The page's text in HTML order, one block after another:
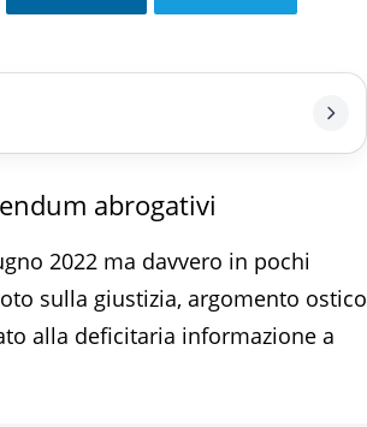
abrogativi
2022 ma davvero in pochi
sulla giustizia, argomento ostico
alla deficitaria informazione a